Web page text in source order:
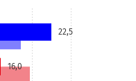
22,5
16,0